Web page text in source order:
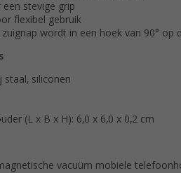
een stevige grip
flexibel gebruik
wordt in een hoek van 90° op
staal, siliconen
(L x B x H): 6,0 x 6,0 x 0,2 cm
vacuüm mobiele